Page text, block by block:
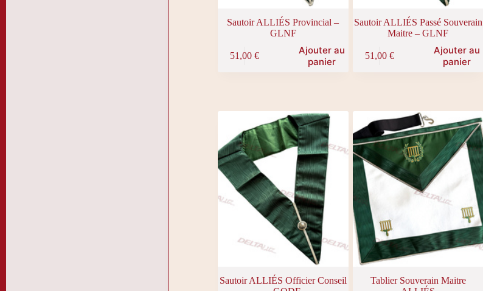
Sautoir ALLIÉS Provincial –
GLNF
51,00 €
Ajouter au
panier
Sautoir ALLIÉS Passé Souverain
Maitre – GLNF
51,00 €
Ajouter au
panier
Sautoir ALLIÉS Officier Conseil
Tablier Souverain Maitre